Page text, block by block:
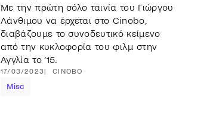
Με την πρώτη σόλο ταινία του Γιώργου
Λάνθιμου να έρχεται στο Cinobo,
διαβάζουμε το συνοδευτικό κείμενο
από την κυκλοφορία του φιλμ στην
Αγγλία το ‘15.
17/03/2023 CINOBO
Misc